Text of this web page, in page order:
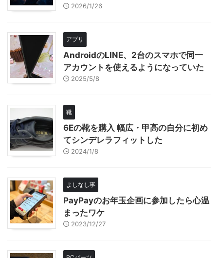
2026/1/26
アプリ
AndroidのLINE、2台のスマホで同一
アカウントを使えるようになっていた
2025/5/8
靴
6Eの靴を購入 幅広・甲高の自分に初め
てシンデレラフィットした
2024/1/8
よしなし事
PayPayのお年玉企画に参加したら心温
まったワケ
2023/12/27